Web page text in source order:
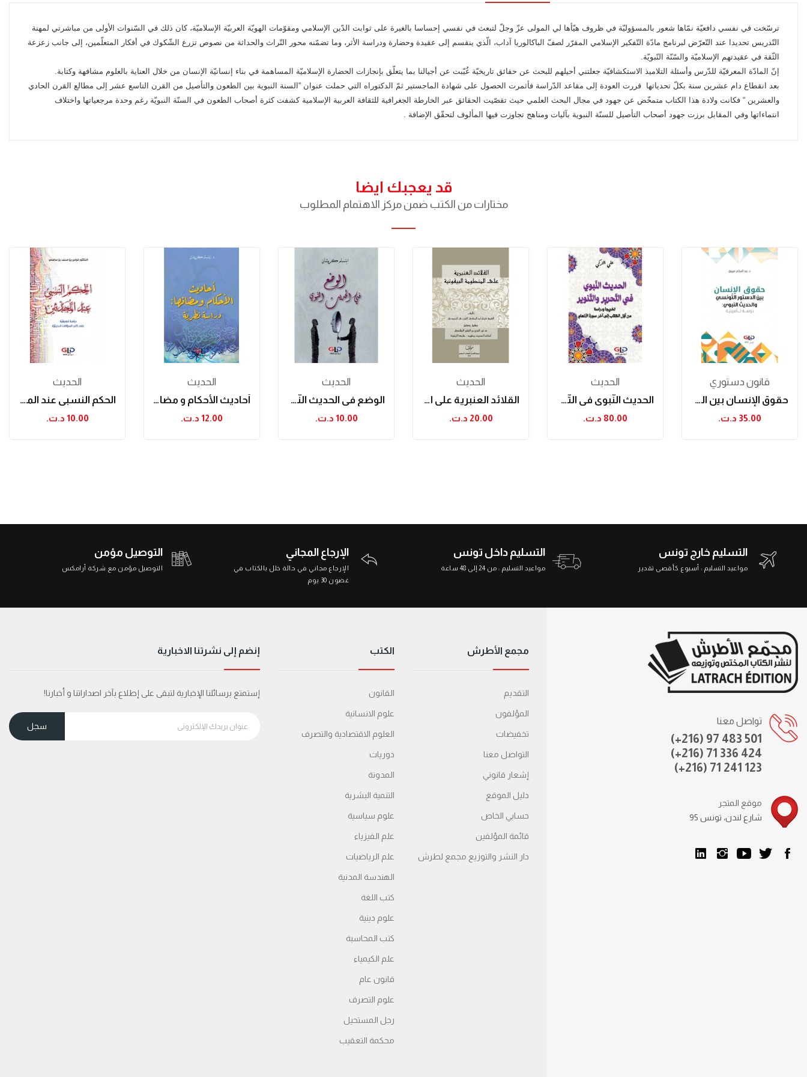
ترسّخت في نفسي دافعيّة نمّاها شعور بالمسؤوليّة في ظروف هيّأها لي المولى عزّ وجلّ لتبعث في نفسي إحساسا بالغيرة على ثوابت الدّين الإسلامي ومقوّمات الهويّة العربيّة الإسلاميّة، كان ذلك في السّنوات الأولى من مباشرتي لمهنة
التّدريس تحديدا عند التّعرّض لبرنامج مادّة التّفكير الإسلامي المقرّر لصفّ الباكالوريا آداب، الّذي ينقسم إلى عقيدة وحضارة ودراسة الأثر، وما تضمّنه محور التّراث والحداثة من نصوص تزرع الشّكوك في أفكار المتعلّمين، إلى جانب زعزعة
الثّقة في عقيدتهم الإسلاميّة والسّنّة النّبويّة.
إنّ المادّة المعرفيّة للدّرس وأسئلة التلاميذ الاستكشافيّة جعلتني أحيلهم للبحث عن حقائق تاريخيّة غُيّبت عن أجيالنا بما يتعلّق بإنجازات الحضارة الإسلاميّة المساهمة في بناء إنسانيّة الإنسان من خلال العناية بالعلوم مشافهة وكتابة.
بعد انقطاع دام عشرين سنة بكلّ تحدياتها قررت العودة إلى مقاعد الدّراسة فأثمرت الحصول على شهادة الماجستير ثمّ الدكتوراه التي حملت عنوان “السنة النبوية بين الطعون والتأصيل من القرن التاسع عشر إلى مطالع القرن الحادي
والعشرين “ فكانت ولادة هذا الكتاب متمخّض عن جهود في مجال البحث العلمي حيث تقصّيت الحقائق عبر الخارطة الجغرافية للثقافة العربية الإسلامية كشفت كثرة أصحاب الطعون في السنّة النبويّة رغم وحدة مرجعياتها واختلاف
انتماءاتها وفي المقابل برزت جهود أصحاب التأصيل للسنّة النبوية بآليات ومناهج تجاوزت فيها المألوف لتحقّق الإضافة .
قد يعجبك ايضا
مختارات من الكتب ضمن مركز الاهتمام المطلوب
الحدیث
الحكم النسبي عند المحدثين
10.00 د.ت.‏
الحدیث
أحاديث الأحكام و مضانها : دراسة نظريّة
12.00 د.ت.‏
الحدیث
الوضع في الحديث النّبوي
10.00 د.ت.‏
الحدیث
القلائد العنبرية على المنظومة البيقونية
20.00 د.ت.‏
الحدیث
الحديث النّبوي في التّحرير والتّنوير
80.00 د.ت.‏
قانون دستوري
حقوق الإنسان بين الدستور التونسي والحديث...
35.00 د.ت.‏
التوصيل مؤمن
التوصيل مؤمن مع شركة أرامكس
الإرجاع المجاني
الإرجاع مجاني في حالة خلل بالكتاب في
غضون 30 يوم
التسليم داخل تونس
مواعيد التسليم : من 24 إلى 48 ساعة
التسليم خارج تونس
مواعيد التسليم : أسبوع كأقصى تقدير
تواصل معنا
(+216) 97 483 501
(+216) 71 336 424
(+216) 71 241 123
موقع المتجر
95 شارع لندن، تونس
مجمع الأطرش
التقديم
المؤلفون
تخفيضات
التواصل معنا
إشعار قانوني
دليل الموقع
حسابي الخاص
قائمة المؤلفين
دار النشر والتوزيع مجمع لطرش
الكتب
القانون
علوم الانسانية
العلوم الاقتصادية والتصرف
دوريات
المدونة
التنمية البشرية
علوم سياسية
علم الفيزياء
علم الرياضيات
الهندسة المدنية
كتب اللغة
علوم دينية
كتب المحاسبة
علم الكيمياء
قانون عام
علوم التصرف
رجل المستحيل
محكمة التعقیب
إنضم إلى نشرتنا الاخبارية
إستمتع برسائلنا الإخبارية لتبقى على إطلاع بآخر اصداراتنا و أخبارنا!